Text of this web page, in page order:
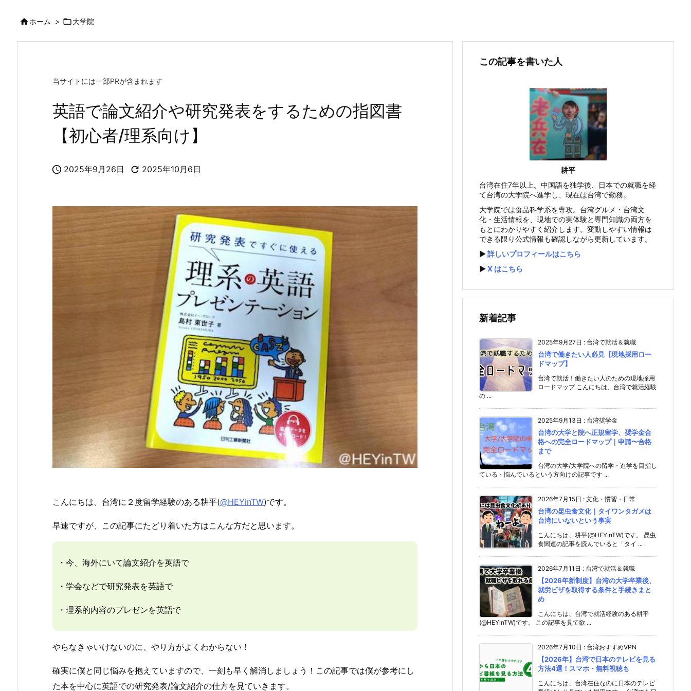
ホーム > 大学院
当サイトには一部PRが含まれます
英語で論文紹介や研究発表をするための指図書
【初心者/理系向け】
 2025年9月26日  2025年10月6日
こんにちは、 台湾に２度留学経験のある耕平(@HEYinTW)です。
早速ですが、この記事にたどり着いた方はこんな方だと思います。
・今、海外にいて論文紹介を英語で
・学会などで研究発表を英語で
・理系的内容のプレゼンを英語で
やらなきゃいけないのに、やり方がよくわからない！
確実に僕と同じ悩みを抱えていますので、一刻も早く解消しましょう！この記事では僕が参考にし
た本を中心に英語での研究発表/論文紹介の仕方を見ていきます。
この記事を書いた人
耕平
台湾在住7年以上。中国語を独学後、日本での就職を経
て台湾の大学院へ進学し、現在は台湾で勤務。
大学院では食品科学系を専攻。台湾グルメ・台湾文
化・生活情報を、現地での実体験と専門知識の両方を
もとにわかりやすく紹介します。変動しやすい情報は
できる限り公式情報も確認しながら更新しています。
▶️詳しいプロフィールはこちら
▶️X はこちら
新着記事
2025年9月27日 : 台湾で就活＆就職
台湾で働きたい人必見【現地採用ロー
ドマップ】
台湾で就活！働きたい人のための現地採用
ロードマップ こんにちは、台湾で就活経験
の ...
2025年9月13日 : 台湾奨学金
台湾の大学と院へ正規留学、奨学金合
格への完全ロードマップ｜申請〜合格
まで
台湾の大学/大学院への留学・進学を目指し
ている・悩んでいるという方向けの記事です ...
2026年7月15日 : 文化・慣習・日常
台湾の昆虫食文化｜タイワンタガメは
台湾にいないという事実
こんにちは、耕平(@HEYinTW)です。 昆虫
食関連の記事を読んでいると「タイ ...
2026年7月11日 : 台湾で就活＆就職
【2026年新制度】台湾の大学卒業後、
就労ビザを取得する条件と手続きまと
め
こんにちは、台湾で就活経験のある耕平
(@HEYinTW)です。 この記事を見て欲 ...
2026年7月10日 : 台湾おすすめVPN
【2026年】台湾で日本のテレビを見る
方法4選！スマホ・無料視聴も
こんにちは、台湾在住なのに日本のテレビ